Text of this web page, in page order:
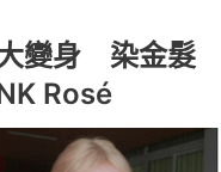
變身 染金髮
Rosé